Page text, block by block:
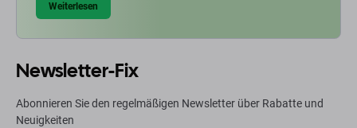
Weiterlesen
Newsletter-Fix
Abonnieren Sie den regelmäßigen Newsletter über Rabatte und
Neuigkeiten